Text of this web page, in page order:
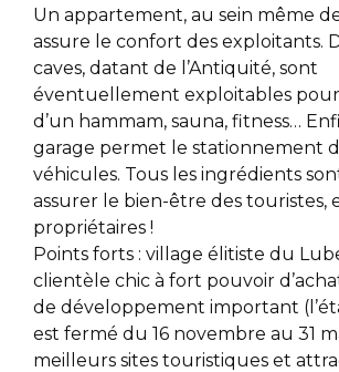
Un appartement, au sein même
assure le confort des exploitants.
caves, datant de l’Antiquité, sont
éventuellement exploitables
d’un hammam, sauna, fitness…
garage permet le stationnement
véhicules. Tous les ingrédients
assurer le bien-être des touristes,
propriétaires !
Points forts : village élitiste du
clientèle chic à fort pouvoir
de développement important
est fermé du 16 novembre au 31
meilleurs sites touristiques et